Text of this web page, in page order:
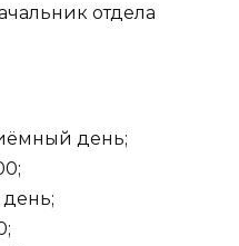
отдела
день;